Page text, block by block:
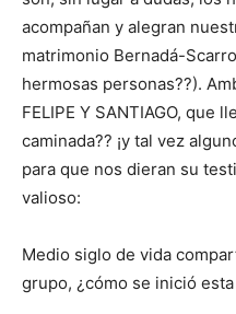
acompañan y alegran
matrimonio Bernadá-
hermosas personas??).
FELIPE Y SANTIAGO, que
caminada?? ¡y tal vez
para que nos dieran su
valioso:
Medio siglo de vida
grupo, ¿cómo se inició